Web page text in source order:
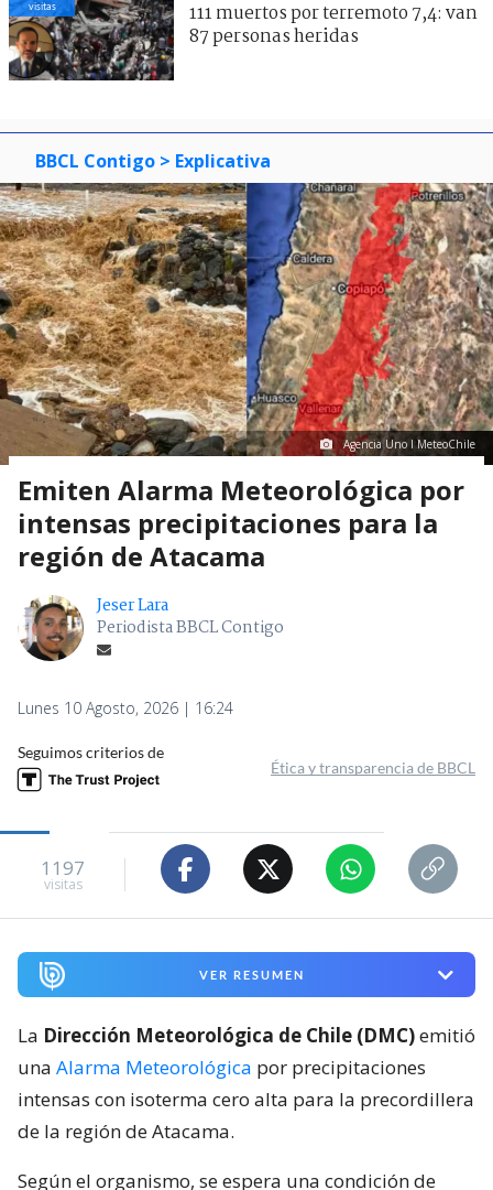
visitas
111 muertos por terremoto 7,4: van
87 personas heridas
BBCL Contigo > Explicativa
Agencia Uno I MeteoChile
Emiten Alarma Meteorológica por
intensas precipitaciones para la
región de Atacama
Jeser Lara
Periodista BBCL Contigo
Lunes 10 Agosto, 2026 | 16:24
Seguimos criterios de
Ética y transparencia de BBCL
1197
visitas
VER RESUMEN
La Dirección Meteorológica de Chile (DMC)emitió
una Alarma Meteorológica por precipitaciones
intensas con isoterma cero alta para la precordillera
de la región de Atacama.
Según el organismo, se espera una condición de